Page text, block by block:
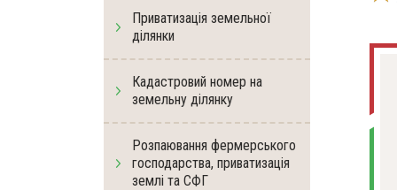
Приватизація земельної
ділянки
Кадастровий номер на
земельну ділянку
Розпаювання фермерського
господарства, приватизація
землі та СФГ